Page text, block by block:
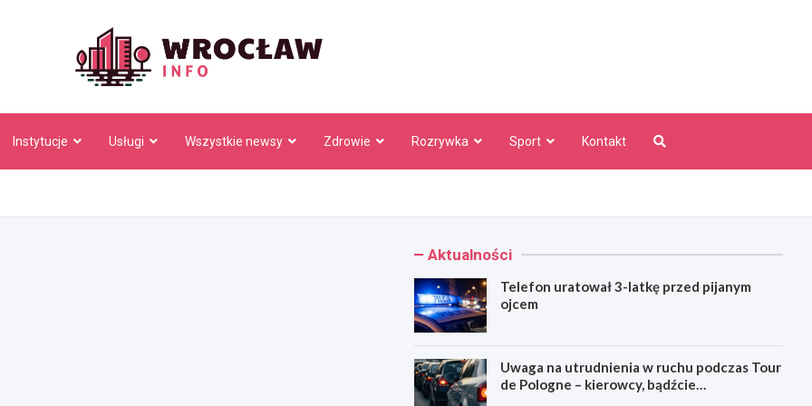
Instytucje Usługi Wszystkie newsy Zdrowie Rozrywka Sport Kontakt
Aktualności
Telefon uratował 3-latkę przed pijanym
ojcem
Uwaga na utrudnienia w ruchu podczas Tour
de Pologne – kierowcy, bądźcie